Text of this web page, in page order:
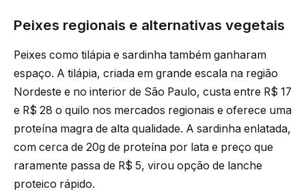
Peixes regionais e alternativas vegetais
Peixes como tilápia e sardinha também ganharam
espaço. A tilápia, criada em grande escala na região
Nordeste e no interior de São Paulo, custa entre R$ 17
e R$ 28 o quilo nos mercados regionais e oferece uma
proteína magra de alta qualidade. A sardinha enlatada,
com cerca de 20g de proteína por lata e preço que
raramente passa de R$ 5, virou opção de lanche
proteico rápido.